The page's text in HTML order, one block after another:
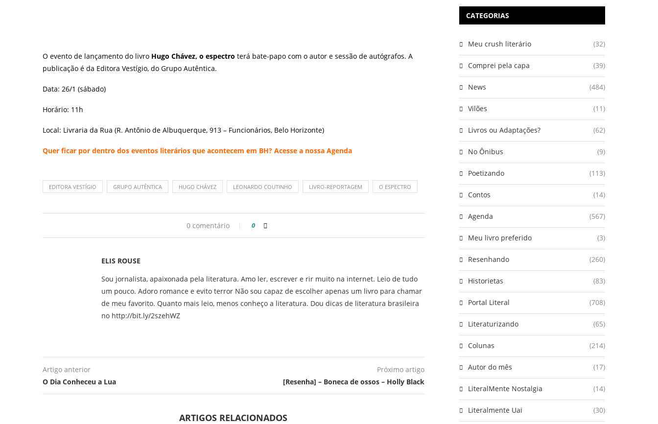
O evento de lançamento do livro Hugo Chávez, o espectro terá bate-papo com o autor e sessão de autógrafos. A
publicação é da Editora Vestígio, do Grupo Autêntica.
Data: 26/1 (sábado)
Horário: 11h
Local: Livraria da Rua (R. Antônio de Albuquerque, 913 – Funcionários, Belo Horizonte)
Quer ficar por dentro dos eventos literários que acontecem em BH? Acesse a nossa Agenda
EDITORA VESTÍGIO GRUPO AUTÊNTICA HUGO CHÁVEZ LEONARDO COUTINHO LIVRO-REPORTAGEM O ESPECTRO
0 comentário 0
ELIS ROUSE
Sou jornalista, apaixonada pela literatura. Amo ler, escrever e rir muito na internet. Leio de tudo
um pouco. Adoro romance e evito terror Não sou capaz de escolher apenas um livro para chamar
de meu favorito. Quanto mais leio, menos conheço a literatura. Dou dicas de literatura brasileira
no http://bit.ly/2szehWZ
Artigo anterior
O Dia Conheceu a Lua
Próximo artigo
[Resenha] – Boneca de ossos – Holly Black
ARTIGOS RELACIONADOS
CATEGORIAS
Meu crush literário (32)
Comprei pela capa (39)
News (484)
Vilões (11)
Livros ou Adaptações? (62)
No Ônibus (9)
Poetizando (113)
Contos (14)
Agenda (567)
Meu livro preferido (3)
Resenhando (260)
Historietas (83)
Portal Literal (708)
Literaturizando (65)
Colunas (214)
Autor do mês (17)
LiteralMente Nostalgia (14)
Literalmente Uai (30)